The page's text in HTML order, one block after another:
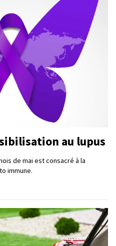
au lupus
de mai est consacré à la
immune.